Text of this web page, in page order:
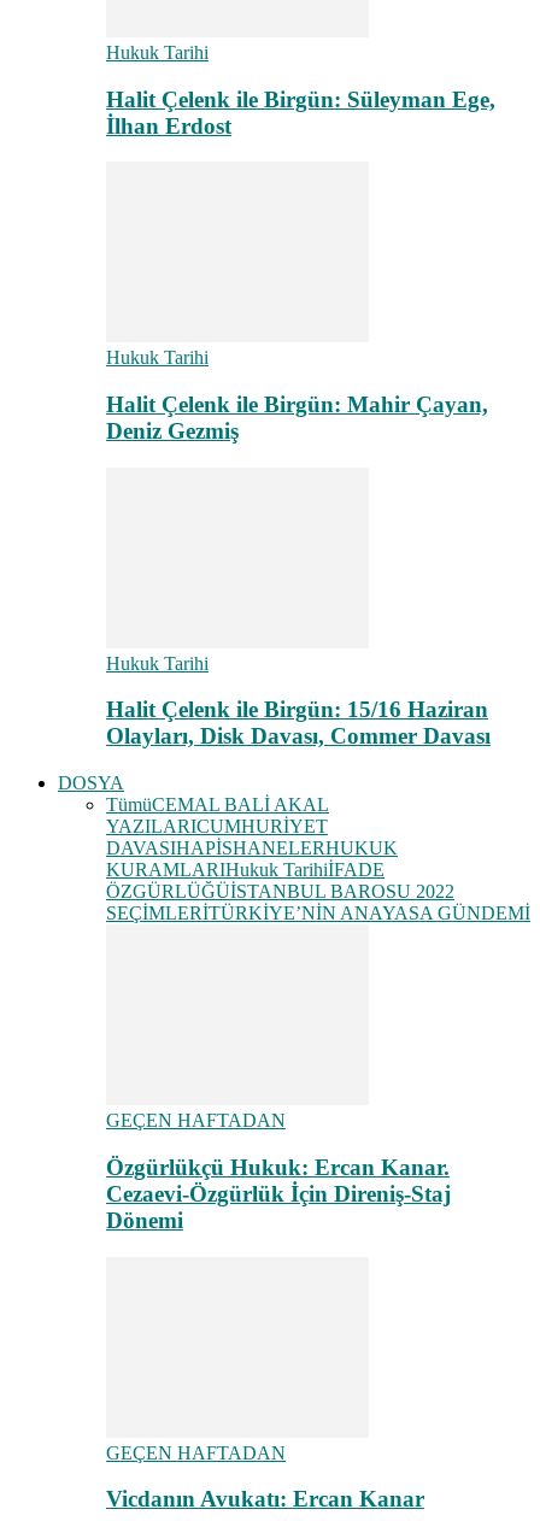
Hukuk Tarihi
Halit Çelenk ile Birgün: Süleyman Ege,
İlhan Erdost
Hukuk Tarihi
Halit Çelenk ile Birgün: Mahir Çayan,
Deniz Gezmiş
Hukuk Tarihi
Halit Çelenk ile Birgün: 15/16 Haziran
Olayları, Disk Davası, Commer Davası
DOSYA
TümüCEMAL BALİ AKAL
YAZILARICUMHURİYET
DAVASIHAPİSHANELERHUKUK
KURAMLARIHukuk TarihiİFADE
ÖZGÜRLÜĞÜİSTANBUL BAROSU 2022
SEÇİMLERİTÜRKİYE’NİN ANAYASA GÜNDEMİ
GEÇEN HAFTADAN
Özgürlükçü Hukuk: Ercan Kanar.
Cezaevi-Özgürlük İçin Direniş-Staj
Dönemi
GEÇEN HAFTADAN
Vicdanın Avukatı: Ercan Kanar